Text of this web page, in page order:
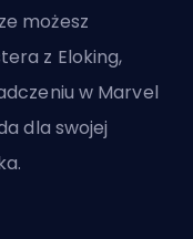
możesz
z Eloking,
w Marvel
dla swojej